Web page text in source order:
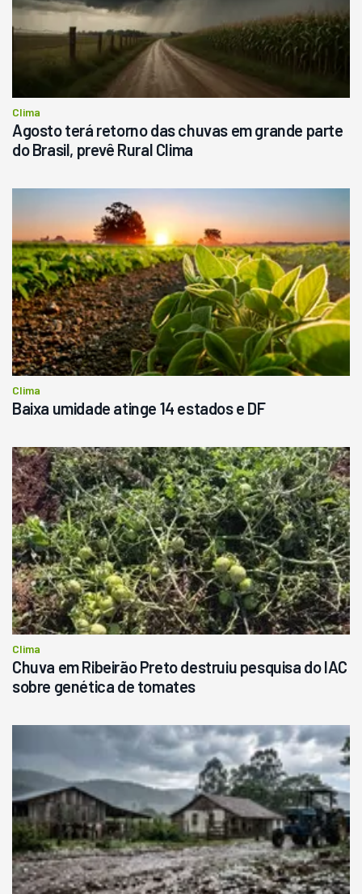
Clima
Agosto terá retorno das chuvas em grande parte
do Brasil, prevê Rural Clima
Clima
Baixa umidade atinge 14 estados e DF
Clima
Chuva em Ribeirão Preto destruiu pesquisa do IAC
sobre genética de tomates